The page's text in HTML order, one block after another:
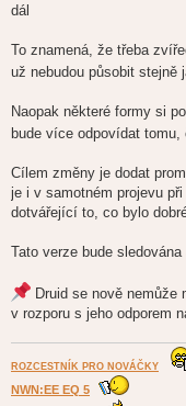
dál
To znamená, že třeba
už nebudou působit stejně
Naopak některé formy si
bude více odpovídat
Cílem změny je dodat
je i v samotném projevu
dotvářející to, co bylo
Tato verze bude
Druid se nově nemůže
v rozporu s jeho odporem
ROZCESTNÍK PRO NOVÁČKY
NWN:EE EQ 5